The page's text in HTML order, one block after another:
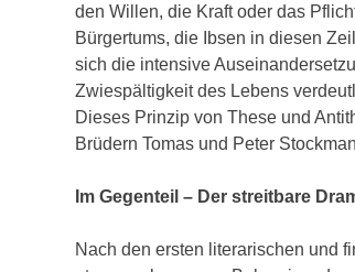
den Willen, die Kraft oder das
Bürgertums, die Ibsen in diesen
sich die intensive
Zwiespältigkeit des Lebens
Dieses Prinzip von These und
Brüdern Tomas und Peter
Im Gegenteil – Der streitbare
Nach den ersten literarischen und